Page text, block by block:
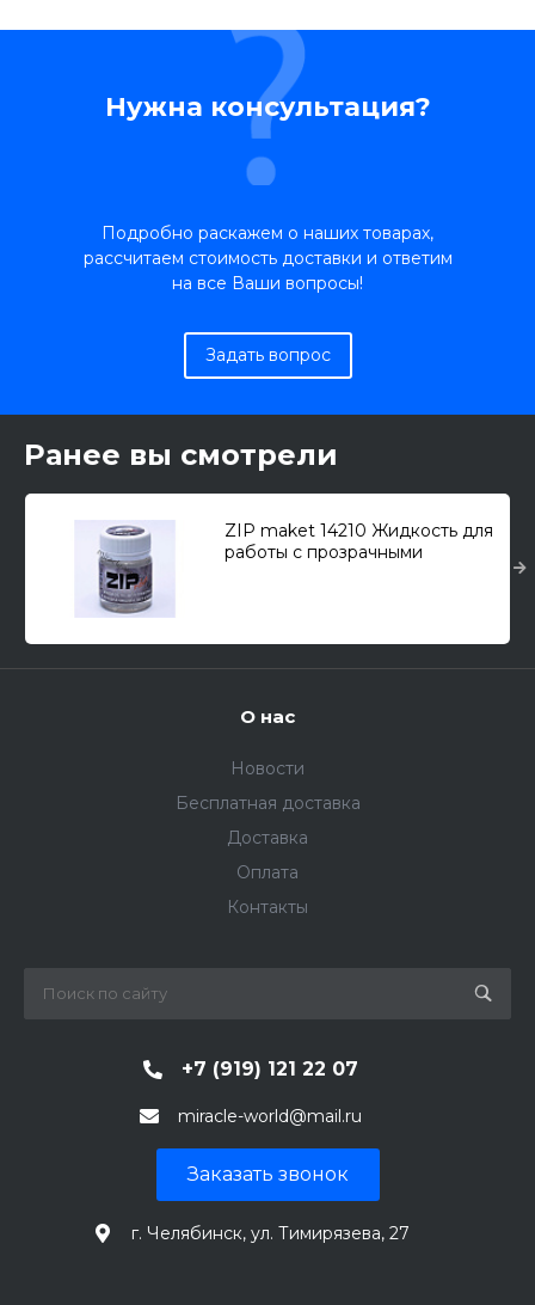
Нужна консультация?
Подробно раскажем о наших товарах,
рассчитаем стоимость доставки и ответим
на все Ваши вопросы!
Задать вопрос
Ранее вы смотрели
ZIP maket 14210 Жидкость для
работы с прозрачными
О нас
Новости
Бесплатная доставка
Доставка
Оплата
Контакты
+7 (919) 121 22 07
miracle-world@mail.ru
Заказать звонок
г. Челябинск, ул. Тимирязева, 27